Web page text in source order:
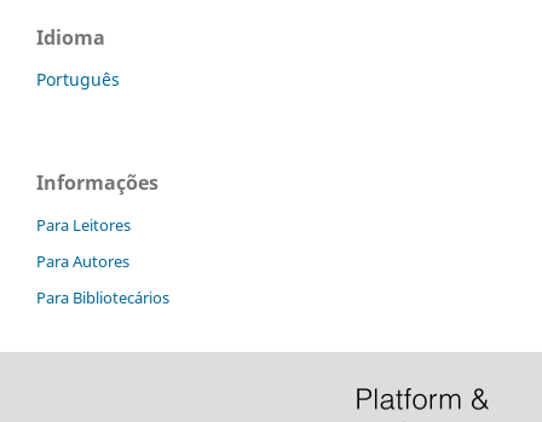
Idioma
Português
Informações
Para Leitores
Para Autores
Para Bibliotecários